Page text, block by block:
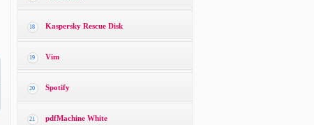
18 Kaspersky Rescue Disk
19 Vim
20 Spotify
21 pdfMachine White